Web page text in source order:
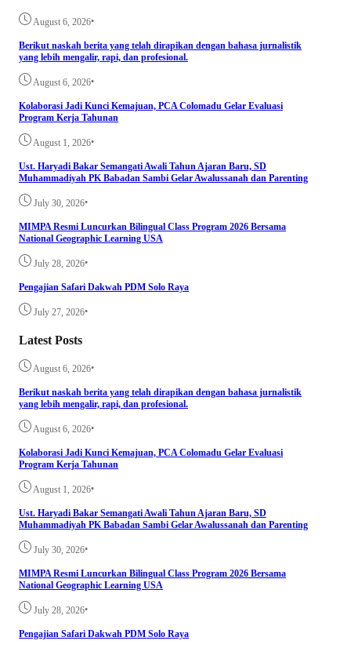
August 6, 2026•
Berikut naskah berita yang telah dirapikan dengan bahasa jurnalistik
yang lebih mengalir, rapi, dan profesional.
August 6, 2026•
Kolaborasi Jadi Kunci Kemajuan, PCA Colomadu Gelar Evaluasi
Program Kerja Tahunan
August 1, 2026•
Ust. Haryadi Bakar Semangati Awali Tahun Ajaran Baru, SD
Muhammadiyah PK Babadan Sambi Gelar Awalussanah dan Parenting
July 30, 2026•
MIMPA Resmi Luncurkan Bilingual Class Program 2026 Bersama
National Geographic Learning USA
July 28, 2026•
Pengajian Safari Dakwah PDM Solo Raya
July 27, 2026•
Latest Posts
August 6, 2026•
Berikut naskah berita yang telah dirapikan dengan bahasa jurnalistik
yang lebih mengalir, rapi, dan profesional.
August 6, 2026•
Kolaborasi Jadi Kunci Kemajuan, PCA Colomadu Gelar Evaluasi
Program Kerja Tahunan
August 1, 2026•
Ust. Haryadi Bakar Semangati Awali Tahun Ajaran Baru, SD
Muhammadiyah PK Babadan Sambi Gelar Awalussanah dan Parenting
July 30, 2026•
MIMPA Resmi Luncurkan Bilingual Class Program 2026 Bersama
National Geographic Learning USA
July 28, 2026•
Pengajian Safari Dakwah PDM Solo Raya